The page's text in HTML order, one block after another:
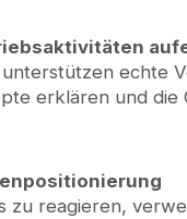
echte
erklären und
zu reagieren,